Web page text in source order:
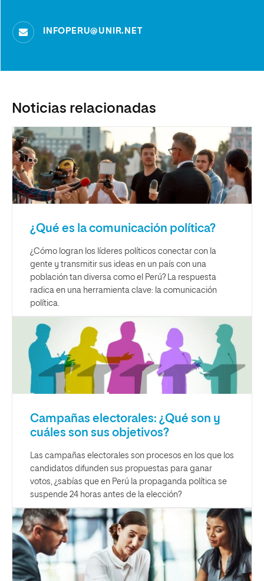
INFOPERU@UNIR.NET
Noticias relacionadas
¿Qué es la comunicación política?
¿Cómo logran los líderes políticos conectar con la
gente y transmitir sus ideas en un país con una
población tan diversa como el Perú? La respuesta
radica en una herramienta clave: la comunicación
política.
Campañas electorales: ¿Qué son y
cuáles son sus objetivos?
Las campañas electorales son procesos en los que los
candidatos difunden sus propuestas para ganar
votos, ¿sabías que en Perú la propaganda política se
suspende 24 horas antes de la elección?